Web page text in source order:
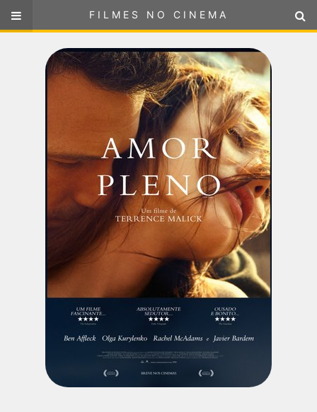
FILMES NO CINEMA
selecione sua localização
FILMES NO CINEMA
SELECIONE SUA LOCALIZAÇÃO
FILMES EM CARTAZ
PRÓXIMOS LANÇAMENTOS
GÊNEROS
NOTÍCIAS
PÁGINA INICIAL
FilmesNoCinema.com.br
é o maior localizador de filmes e
sessões de cinema no Brasil. Através dele, você pode
encontrar os filmes no cinema mais próximos a você ou a
qualquer cidade em território brasileiro. Você pode também
trailers e muito mais.